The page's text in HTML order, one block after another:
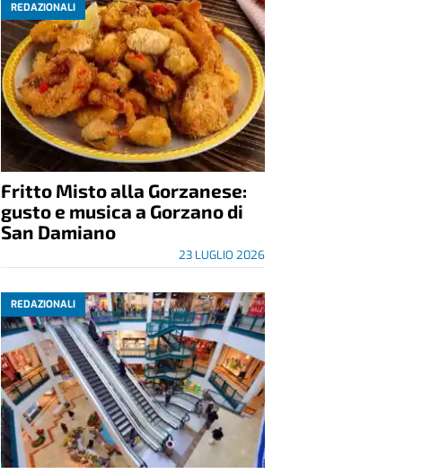
REDAZIONALI
Fritto Misto alla Gorzanese:
gusto e musica a Gorzano di
San Damiano
23 LUGLIO 2026
REDAZIONALI